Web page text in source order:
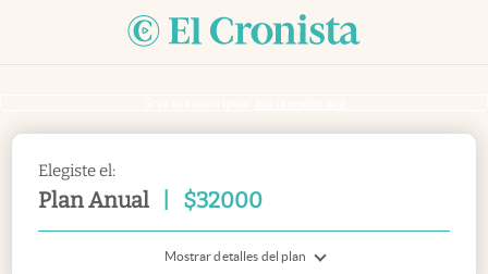
Elegiste el:
Plan Anual $32000
Mostrar detalles del plan